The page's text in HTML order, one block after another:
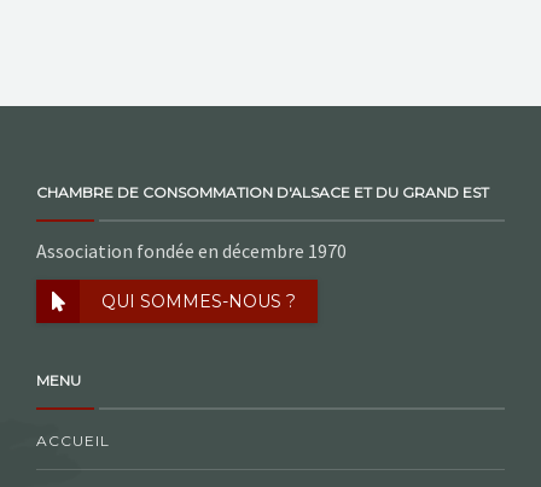
CHAMBRE DE CONSOMMATION D'ALSACE ET DU GRAND EST
Association fondée en décembre 1970
QUI SOMMES-NOUS ?
MENU
ACCUEIL